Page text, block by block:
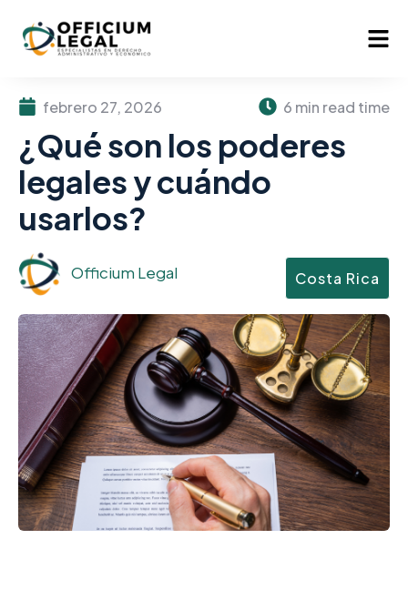
febrero 27, 2026 6 min read time
¿Qué son los poderes
legales y cuándo
usarlos?
Officium Legal Costa Rica